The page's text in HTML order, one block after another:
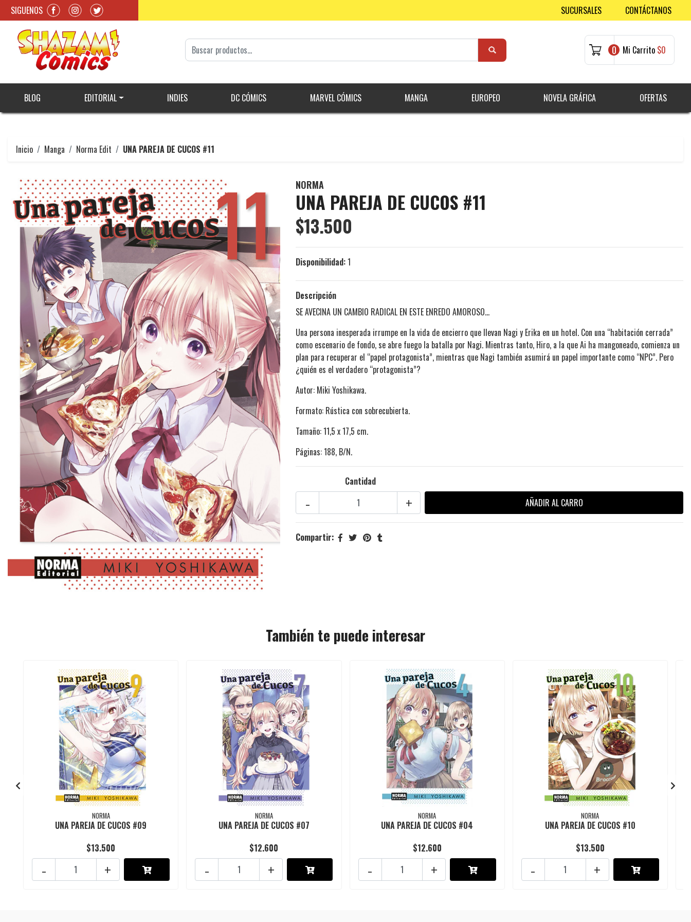
SIGUENOS SUCURSALES CONTÁCTANOS
0 Mi Carrito $0
BLOG EDITORIAL INDIES DC CÓMICS MARVEL CÓMICS MANGA EUROPEO NOVELA GRÁFICA OFERTAS
Inicio Manga Norma Edit UNA PAREJA DE CUCOS #11
NORMA
UNA PAREJA DE CUCOS #11
$13.500
Disponibilidad:1
Descripción
SE AVECINA UN CAMBIO RADICAL EN ESTE ENREDO AMOROSO…
Una persona inesperada irrumpe en la vida de encierro que llevan Nagi y Erika en un hotel. Con una “habitación cerrada”
como escenario de fondo, se abre fuego la batalla por Nagi. Mientras tanto, Hiro, a la que Ai ha mangoneado, comienza un
plan para recuperar el “papel protagonista”, mientras que Nagi también asumirá un papel importante como “NPC”. Pero
¿quién es el verdadero “protagonista”?
Autor: Miki Yoshikawa.
Formato: Rústica con sobrecubierta.
Tamaño: 11,5 x 17,5 cm.
Páginas: 188, B/N.
Cantidad
+
-
Compartir:
También te puede interesar
NORMA
UNA PAREJA DE CUCOS #09
$13.500
+
-
NORMA
UNA PAREJA DE CUCOS #07
$12.600
+
-
NORMA
UNA PAREJA DE CUCOS #04
$12.600
+
-
NORMA
UNA PAREJA DE CUCOS #10
$13.500
+
-